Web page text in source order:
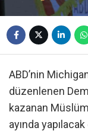
ABD’nin
düzenlenen
kazanan
ayında